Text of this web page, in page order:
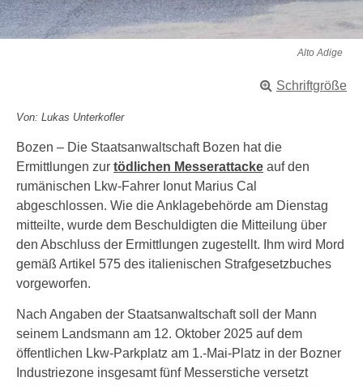
Alto Adige
Schriftgröße
Von: Lukas Unterkofler
Bozen – Die Staatsanwaltschaft Bozen hat die
Ermittlungen zur tödlichen Messerattacke auf den
rumänischen Lkw-Fahrer Ionut Marius Cal
abgeschlossen. Wie die Anklagebehörde am Dienstag
mitteilte, wurde dem Beschuldigten die Mitteilung über
den Abschluss der Ermittlungen zugestellt. Ihm wird Mord
gemäß Artikel 575 des italienischen Strafgesetzbuches
vorgeworfen.
Nach Angaben der Staatsanwaltschaft soll der Mann
seinem Landsmann am 12. Oktober 2025 auf dem
öffentlichen Lkw-Parkplatz am 1.-Mai-Platz in der Bozner
Industriezone insgesamt fünf Messerstiche versetzt